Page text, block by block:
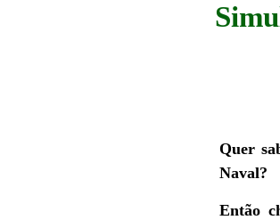
Quer
Naval?
Então